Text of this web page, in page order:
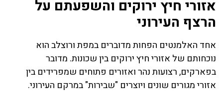
אזורי חיץ ירוקים והשפעתם על
הרצף העירוני
אחד האלמנטים הפחות מדוברים במפת ורוצלב הוא
נוכחותם של אזורי חיץ ירוקים בין שכונות. מדובר
בפארקים, רצועות נהר ואזורים פתוחים שמפרידים בין
אזורי מגורים שונים ויוצרים "שבירות" במרקם העירוני.